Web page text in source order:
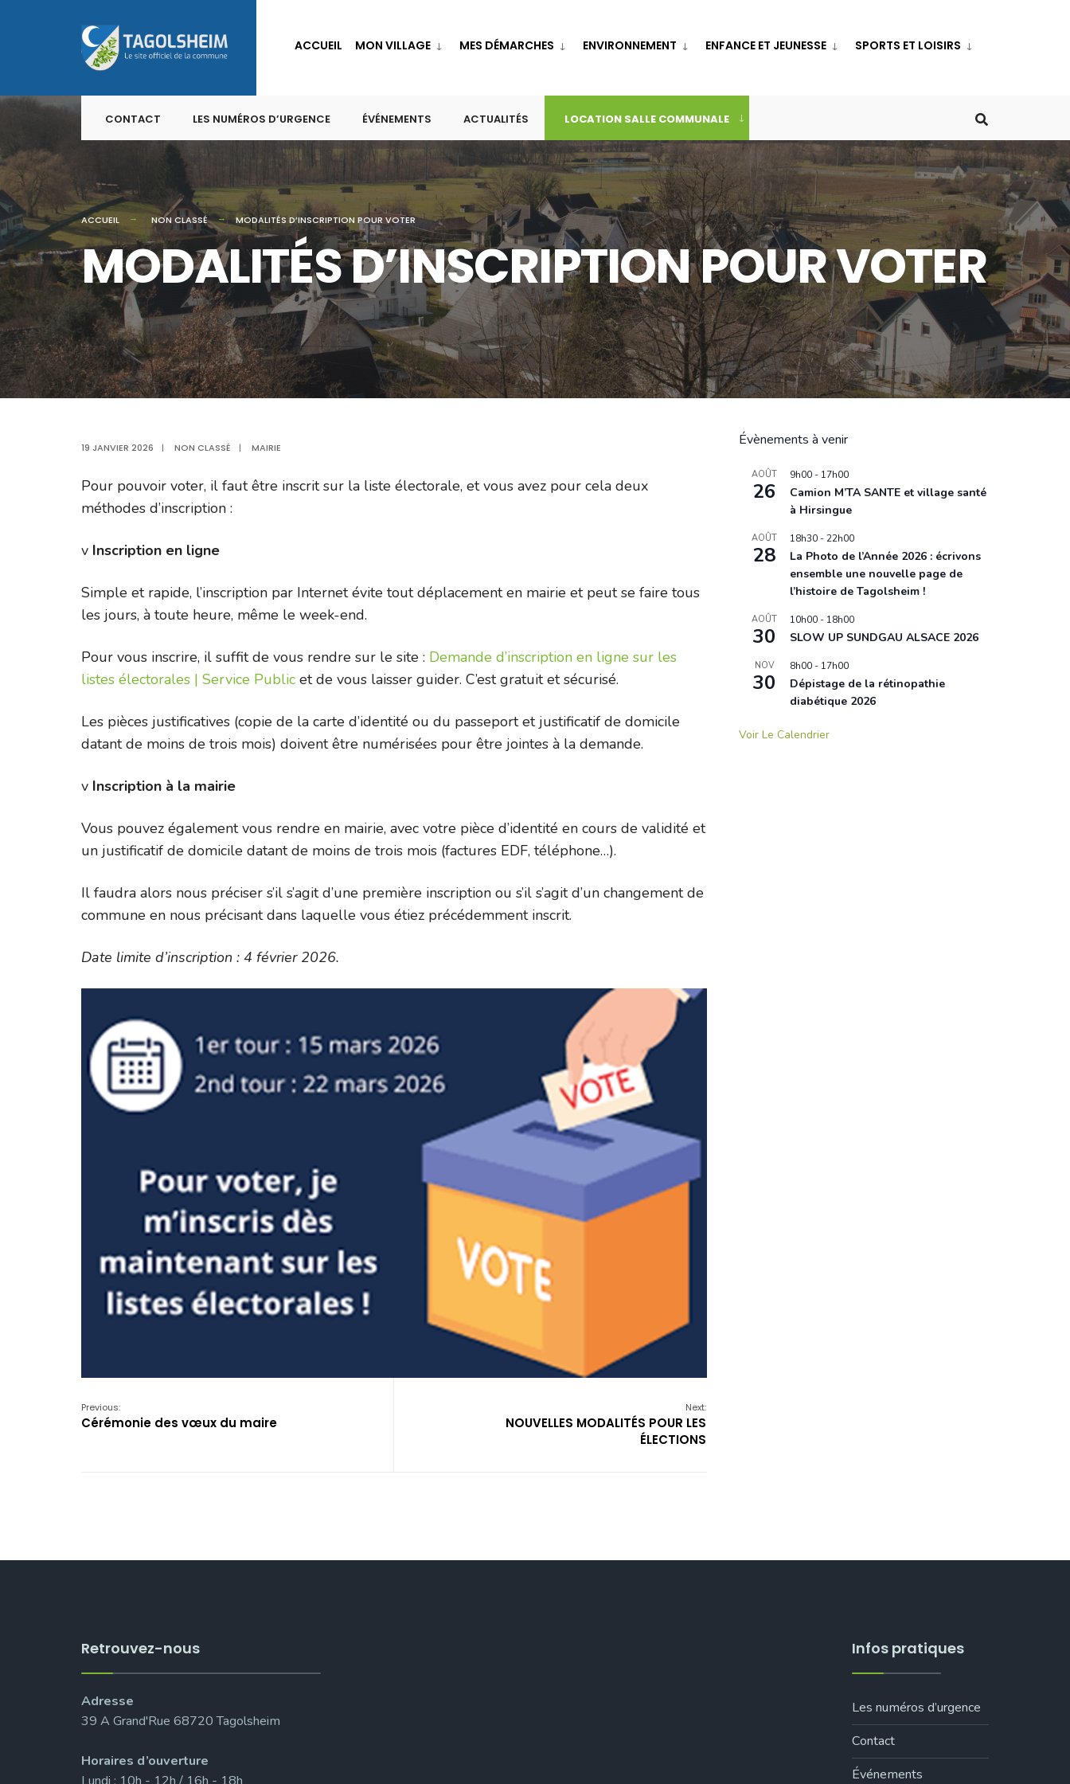
to
content
ACCUEIL MON VILLAGE MES DÉMARCHES ENVIRONNEMENT ENFANCE ET JEUNESSE SPORTS ET LOISIRS
CONTACT LES NUMÉROS D’URGENCE ÉVÉNEMENTS ACTUALITÉS LOCATION SALLE COMMUNALE
ACCUEIL NON CLASSÉ MODALITÉS D’INSCRIPTION POUR VOTER
MODALITÉS D’INSCRIPTION POUR VOTER
19 JANVIER 2026 | NON CLASSÉ | MAIRIE
Pour pouvoir voter, il faut être inscrit sur la liste électorale, et vous avez pour cela deux
méthodes d’inscription :
v Inscription en ligne
Simple et rapide, l’inscription par Internet évite tout déplacement en mairie et peut se faire tous
les jours, à toute heure, même le week-end.
Pour vous inscrire, il suffit de vous rendre sur le site : Demande d’inscription en ligne sur les
listes électorales | Service Public et de vous laisser guider. C’est gratuit et sécurisé.
Les pièces justificatives (copie de la carte d’identité ou du passeport et justificatif de domicile
datant de moins de trois mois) doivent être numérisées pour être jointes à la demande.
v Inscription à la mairie
Vous pouvez également vous rendre en mairie, avec votre pièce d’identité en cours de validité et
un justificatif de domicile datant de moins de trois mois (factures EDF, téléphone…).
Il faudra alors nous préciser s’il s’agit d’une première inscription ou s’il s’agit d’un changement de
commune en nous précisant dans laquelle vous étiez précédemment inscrit.
Date limite d’inscription : 4 février 2026.
Previous:
Cérémonie des vœux du maire
Next:
NOUVELLES MODALITÉS POUR LES
ÉLECTIONS
Évènements à venir
AOÛT
26
9h00 - 17h00
Camion M’TA SANTE et village santé
à Hirsingue
AOÛT
28
18h30 -22h00
La Photo de l’Année 2026 : écrivons
ensemble une nouvelle page de
l’histoire de Tagolsheim !
AOÛT
30
10h00 - 18h00
SLOW UP SUNDGAU ALSACE 2026
NOV
30
8h00 - 17h00
Dépistage de la rétinopathie
diabétique 2026
Voir Le Calendrier
Retrouvez-nous
Adresse
39 A Grand'Rue 68720 Tagolsheim
Horaires d’ouverture
Infos pratiques
Les numéros d’urgence
Contact
Événements